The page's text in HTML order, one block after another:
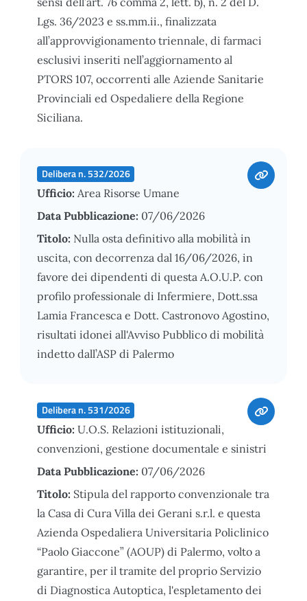
Lgs. 36/2023 e ss.mm.ii., finalizzata
all’approvvigionamento triennale, di farmaci
esclusivi inseriti nell’aggiornamento al
PTORS 107, occorrenti alle Aziende Sanitarie
Provinciali ed Ospedaliere della Regione
Siciliana.
Delibera n. 532/2026
Ufficio: Area Risorse Umane
Data Pubblicazione: 07/06/2026
Titolo: Nulla osta definitivo alla mobilità in
uscita, con decorrenza dal 16/06/2026, in
favore dei dipendenti di questa A.O.U.P. con
profilo professionale di Infermiere, Dott.ssa
Lamia Francesca e Dott. Castronovo Agostino,
risultati idonei all'Avviso Pubblico di mobilità
indetto dall’ASP di Palermo
Delibera n. 531/2026
Ufficio: U.O.S. Relazioni istituzionali,
convenzioni, gestione documentale e sinistri
Data Pubblicazione: 07/06/2026
Titolo: Stipula del rapporto convenzionale tra
la Casa di Cura Villa dei Gerani s.r.l. e questa
Azienda Ospedaliera Universitaria Policlinico
“Paolo Giaccone” (AOUP) di Palermo, volto a
garantire, per il tramite del proprio Servizio
di Diagnostica Autoptica, l'espletamento dei